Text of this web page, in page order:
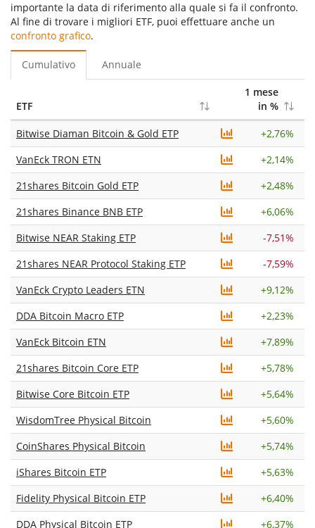
importante la data di riferimento alla quale si fa il confronto.
Al fine di trovare i migliori ETF, puoi effettuare anche un
confronto grafico.
Cumulativo Annuale
ETF
1 mese
in %
Bitwise Diaman Bitcoin & Gold ETP +2,76%
VanEck TRON ETN
+2,14%
21shares Bitcoin Gold ETP
+2,48%
21shares Binance BNB ETP
+6,06%
Bitwise NEAR Staking ETP
-7,51%
21shares NEAR Protocol Staking ETP
-7,59%
VanEck Crypto Leaders ETN
+9,12%
DDA Bitcoin Macro ETP
+2,23%
VanEck Bitcoin ETN
+7,89%
21shares Bitcoin Core ETP
+5,78%
Bitwise Core Bitcoin ETP
+5,64%
WisdomTree Physical Bitcoin
+5,60%
CoinShares Physical Bitcoin
+5,74%
iShares Bitcoin ETP
+5,63%
Fidelity Physical Bitcoin ETP
+6,40%
DDA Physical Bitcoin ETP
+6,37%